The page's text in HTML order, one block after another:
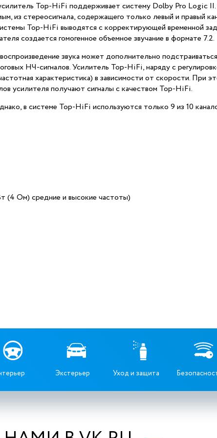
Top-HiFi поддерживает систему Dolby Pro Logic
из стереосигнала, содержащего только левый и правый
Top-HiFi выводятся с корректирующей временной
создается гомогенное объемное звучание в формате 7.2.
звука может дополнительно
НЧ-сигналов. Усилитель Top-HiFi, наряду с
характеристика) в зависимости от скорости. При
усилителя получают сигналы с качеством Top-HiFi.
в системе Top-HiFi используются только 9 из 10
(4 Ом) средние и высокие частоты)
Экстерьер Уход и защита